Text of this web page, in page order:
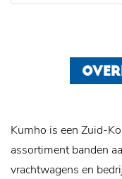
Kumho is een Zuid-
assortiment banden
vrachtwagens en